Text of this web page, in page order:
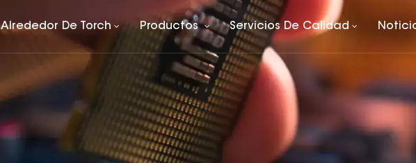
Alrededor De Torch Productos Servicios De Calidad